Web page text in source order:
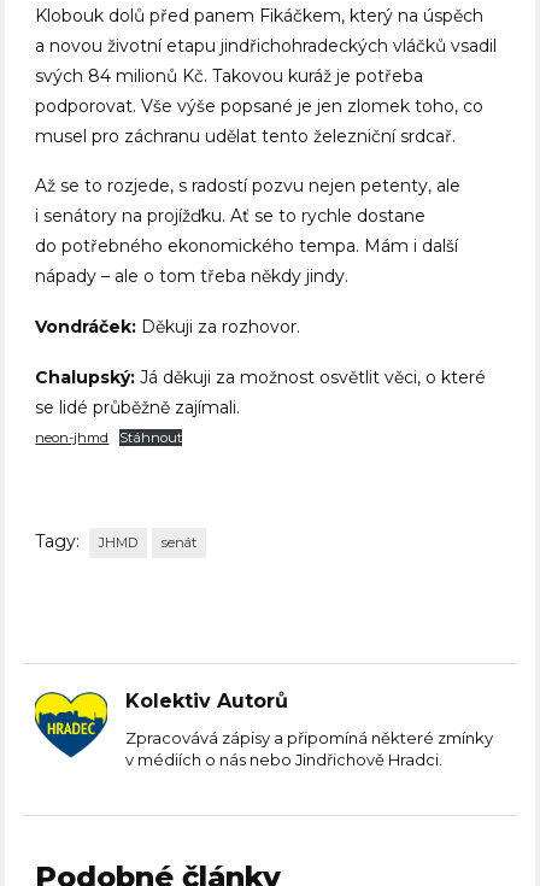
Klobouk dolů před panem Fikáčkem, který na úspěch
a novou životní etapu jindřichohradeckých vláčků vsadil
svých 84 milionů Kč. Takovou kuráž je potřeba
podporovat. Vše výše popsané je jen zlomek toho, co
musel pro záchranu udělat tento železniční srdcař.
Až se to rozjede, s radostí pozvu nejen petenty, ale
i senátory na projížďku. Ať se to rychle dostane
do potřebného ekonomického tempa. Mám i další
nápady – ale o tom třeba někdy jindy.
Vondráček: Děkuji za rozhovor.
Chalupský: Já děkuji za možnost osvětlit věci, o které
se lidé průběžně zajímali.
neon-jhmd Stáhnout
Tagy: JHMD senát
Kolektiv Autorů
Zpracovává zápisy a připomíná některé zmínky
v médiích o nás nebo Jindřichově Hradci.
Podobné články